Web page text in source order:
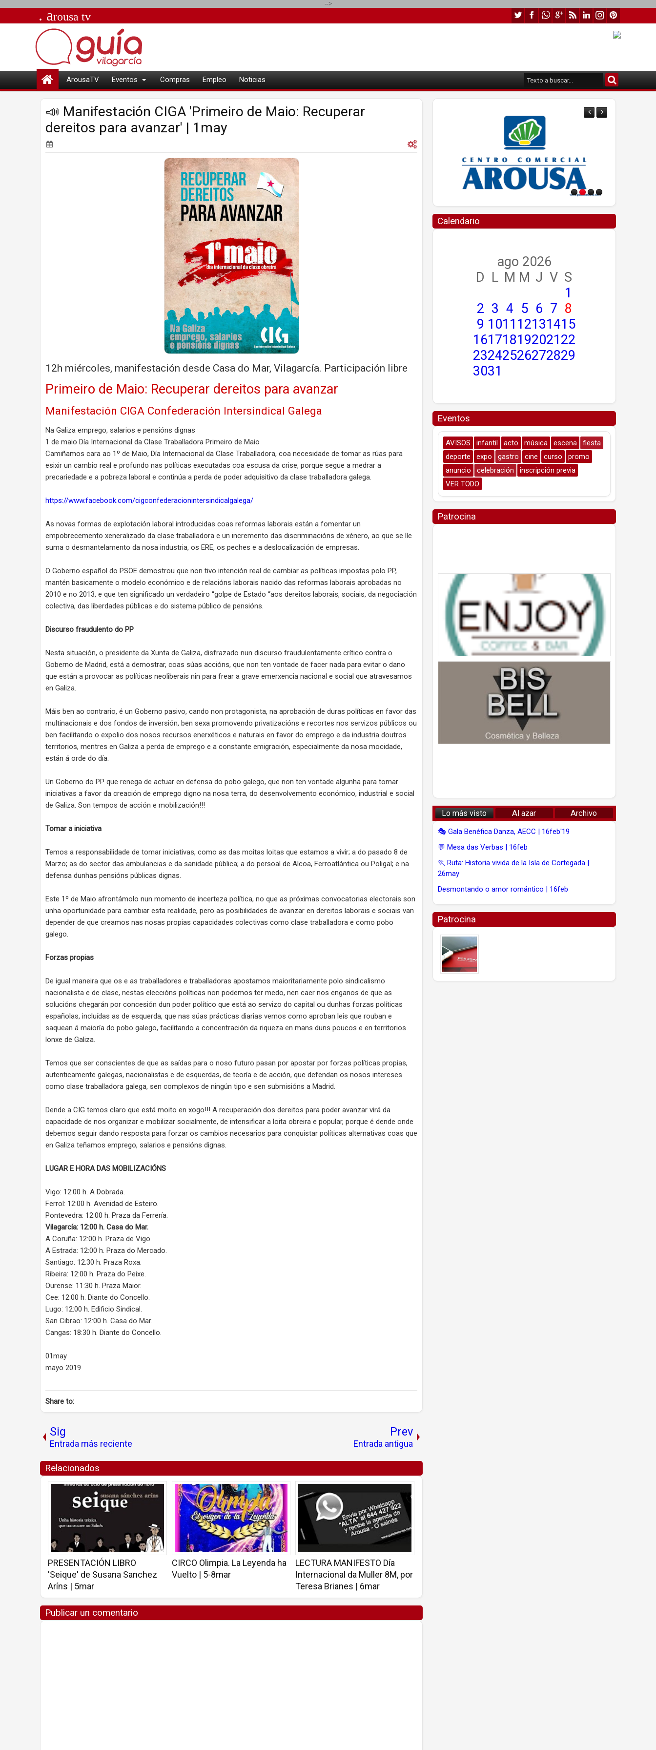
-->
. arousa tv
ArousaTV Eventos Compras Empleo Noticias
📣 Manifestación CIGA 'Primeiro de Maio: Recuperar
dereitos para avanzar' | 1may
12h miércoles, manifestación desde Casa do Mar, Vilagarcía. Participación libre
Primeiro de Maio: Recuperar dereitos para avanzar
Manifestación CIGA Confederación Intersindical Galega
Na Galiza emprego, salarios e pensións dignas
1 de maio Día Internacional da Clase Traballadora Primeiro de Maio
Camiñamos cara ao 1º de Maio, Día Internacional da Clase Traballadora, coa necesidade de tomar as rúas para
esixir un cambio real e profundo nas políticas executadas coa escusa da crise, porque segue a medrar a
precariedade e a pobreza laboral e continúa a perda de poder adquisitivo da clase traballadora galega.
https://www.facebook.com/cigconfederacionintersindicalgalega/
As novas formas de explotación laboral introducidas coas reformas laborais están a fomentar un
empobrecemento xeneralizado da clase traballadora e un incremento das discriminacións de xénero, ao que se lle
suma o desmantelamento da nosa industria, os ERE, os peches e a deslocalización de empresas.
O Goberno español do PSOE demostrou que non tivo intención real de cambiar as políticas impostas polo PP,
mantén basicamente o modelo económico e de relacións laborais nacido das reformas laborais aprobadas no
2010 e no 2013, e que ten significado un verdadeiro “golpe de Estado “aos dereitos laborais, sociais, da negociación
colectiva, das liberdades públicas e do sistema público de pensións.
Discurso fraudulento do PP
Nesta situación, o presidente da Xunta de Galiza, disfrazado nun discurso fraudulentamente crítico contra o
Goberno de Madrid, está a demostrar, coas súas accións, que non ten vontade de facer nada para evitar o dano
que están a provocar as políticas neoliberais nin para frear a grave emerxencia nacional e social que atravesamos
en Galiza.
Máis ben ao contrario, é un Goberno pasivo, cando non protagonista, na aprobación de duras políticas en favor das
multinacionais e dos fondos de inversión, ben sexa promovendo privatizacións e recortes nos servizos públicos ou
ben facilitando o expolio dos nosos recursos enerxéticos e naturais en favor do emprego e da industria doutros
territorios, mentres en Galiza a perda de emprego e a constante emigración, especialmente da nosa mocidade,
están á orde do día.
Un Goberno do PP que renega de actuar en defensa do pobo galego, que non ten vontade algunha para tomar
iniciativas a favor da creación de emprego digno na nosa terra, do desenvolvemento económico, industrial e social
de Galiza. Son tempos de acción e mobilización!!!
Tomar a iniciativa
Temos a responsabilidade de tomar iniciativas, como as das moitas loitas que estamos a vivir; a do pasado 8 de
Marzo; as do sector das ambulancias e da sanidade pública; a do persoal de Alcoa, Ferroatlántica ou Poligal; e na
defensa dunhas pensións públicas dignas.
Este 1º de Maio afrontámolo nun momento de incerteza política, no que as próximas convocatorias electorais son
unha oportunidade para cambiar esta realidade, pero as posibilidades de avanzar en dereitos laborais e sociais van
depender de que creamos nas nosas propias capacidades colectivas como clase traballadora e como pobo
galego.
Forzas propias
De igual maneira que os e as traballadores e traballadoras apostamos maioritariamente polo sindicalismo
nacionalista e de clase, nestas eleccións políticas non podemos ter medo, nen caer nos enganos de que as
solucións chegarán por concesión dun poder político que está ao servizo do capital ou dunhas forzas políticas
españolas, incluídas as de esquerda, que nas súas prácticas diarias vemos como aproban leis que rouban e
saquean á maioría do pobo galego, facilitando a concentración da riqueza en mans duns poucos e en territorios
lonxe de Galiza.
Temos que ser conscientes de que as saídas para o noso futuro pasan por apostar por forzas políticas propias,
autenticamente galegas, nacionalistas e de esquerdas, de teoría e de acción, que defendan os nosos intereses
como clase traballadora galega, sen complexos de ningún tipo e sen submisións a Madrid.
Dende a CIG temos claro que está moito en xogo!!! A recuperación dos dereitos para poder avanzar virá da
capacidade de nos organizar e mobilizar socialmente, de intensificar a loita obreira e popular, porque é dende onde
debemos seguir dando resposta para forzar os cambios necesarios para conquistar políticas alternativas coas que
en Galiza teñamos emprego, salarios e pensións dignas.
LUGAR E HORA DAS MOBILIZACIÓNS
Vigo: 12:00 h. A Dobrada.
Ferrol: 12:00 h. Avenidad de Esteiro.
Pontevedra: 12:00 h. Praza da Ferrería.
Vilagarcía: 12:00 h. Casa do Mar.
A Coruña: 12:00 h. Praza de Vigo.
A Estrada: 12:00 h. Praza do Mercado.
Santiago: 12:30 h. Praza Roxa.
Ribeira: 12:00 h. Praza do Peixe.
Ourense: 11:30 h. Praza Maior.
Cee: 12:00 h. Diante do Concello.
Lugo: 12:00 h. Edificio Sindical.
San Cibrao: 12:00 h. Casa do Mar.
Cangas: 18:30 h. Diante do Concello.
01may
mayo 2019
Share to:
Sig
Entrada más reciente
Prev
Entrada antigua
Relacionados
PRESENTACIÓN LIBRO
'Seique' de Susana Sanchez
Aríns | 5mar
CIRCO Olimpia. La Leyenda ha
Vuelto | 5-8mar
LECTURA MANIFESTO Día
Internacional da Muller 8M, por
Teresa Brianes | 6mar
Publicar un comentario
Calendario
ago 2026
D L M M J V S
1
2 3 4 5 6 7 8
9 1011 12131415
16171819202122
23242526272829
3031
Eventos
AVISOS infantil acto música escena
fiesta
deporte
expo gastro cine curso
promo
anuncio
celebración
inscripción previa
VER TODO
Patrocina
Lo más visto Al azar Archivo
🎭 Gala Benéfica Danza, AECC | 16feb'19
💬 Mesa das Verbas | 16feb
🏃 Ruta: Historia vivida de la Isla de Cortegada |
26may
Desmontando o amor romántico | 16feb
Patrocina